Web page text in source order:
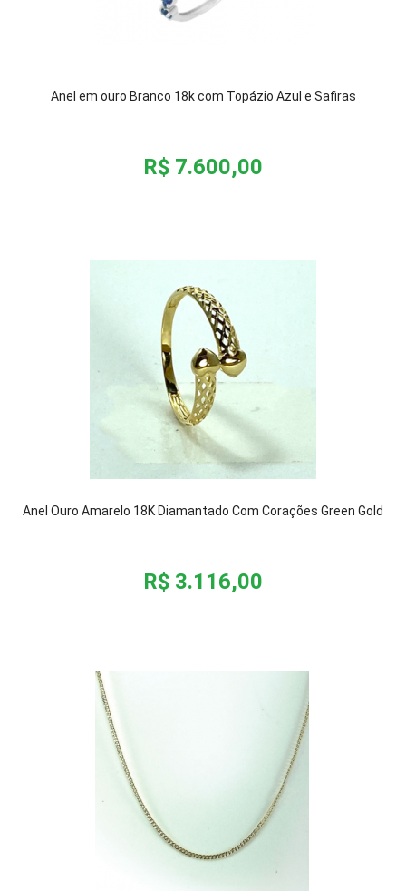
Anel em ouro Branco 18k com Topázio Azul e Safiras
R$ 7.600,00
Anel Ouro Amarelo 18K Diamantado Com Corações Green Gold
R$ 3.116,00